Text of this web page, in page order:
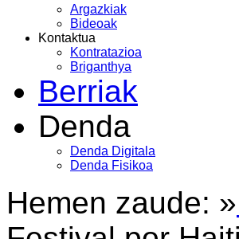
Argazkiak
Bideoak
Kontaktua
Kontratazioa
Briganthya
Berriak
Denda
Denda Digitala
Denda Fisikoa
Hemen zaude: »